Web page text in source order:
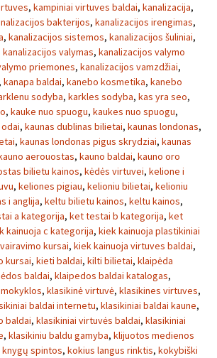
, kampiniai virtuves baldai, kanalizacija,
bakterijos, kanalizacijos irengimas,
, kanalizacijos sistemos, kanalizacijos šuliniai,
kanalizacijos valymas, kanalizacijos valymo
priemones, kanalizacijos vamzdžiai,
, kanapa baldai, kanebo kosmetika, kanebo
sodyba, karkles sodyba, kas yra seo,
, kauke nuo spuogu, kaukes nuo spuogu,
, kaunas dublinas bilietai, kaunas londonas,
, kaunas londonas pigus skrydziai, kaunas
aerouostas, kauno baldai, kauno oro
bilietu kainos, kėdės virtuvei, kelione i
, keliones pigiau, kelioniu bilietai, kelioniu
i anglija, keltu bilietu kainos, keltu kainos,
a kategorija, ket testai b kategorija, ket
kainuoja c kategorija, kiek kainuoja plastikiniai
kursai, kiek kainuoja virtuves baldai,
kursai, kieti baldai, kilti bilietai, klaipėda
baldai, klaipedos baldai katalogas,
, klasikinė virtuvė, klasikines virtuves,
baldai internetu, klasikiniai baldai kaune,
baldai, klasikiniai virtuvės baldai, klasikiniai
, klasikiniu baldu gamyba, klijuotos medienos
knygų spintos, kokius langus rinktis, kokybiški